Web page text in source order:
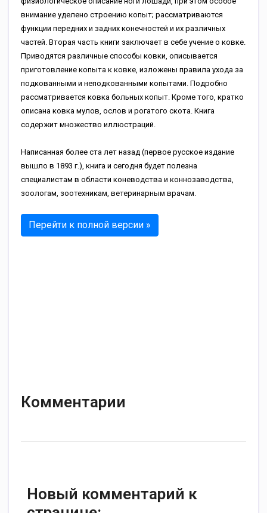
внимание уделено строению копыт; рассматриваются
функции передних и задних конечностей и их различных
частей. Вторая часть книги заключает в себе учение о ковке.
Приводятся различные способы ковки, описывается
приготовление копыта к ковке, изложены правила ухода за
подкованными и неподкованными копытами. Подробно
рассматривается ковка больных копыт. Кроме того, кратко
описана ковка мулов, ослов и рогатого скота. Книга
содержит множество иллюстраций.
Написанная более ста лет назад (первое русское издание
вышло в 1893 г.), книга и сегодня будет полезна
специалистам в области коневодства и коннозаводства,
зоологам, зоотехникам, ветеринарным врачам.
Перейти к полной версии »
Комментарии
Новый комментарий к